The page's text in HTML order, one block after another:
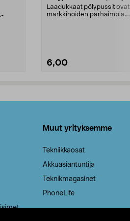
Laadukkaat pölypussit ovat
markkinoiden parhaimpia.
6,00
Muut yrityksemme
Tekniikkaosat
Akkuasiantuntija
Teknikmagasinet
PhoneLife